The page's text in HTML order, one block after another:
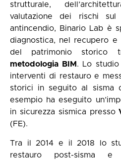
strutturale,
valutazione dei rischi
antincendio, Binario Lab è
diagnostica, nel recupero e
del patrimonio storico
metodologia BIM . Lo
interventi di restauro e
storici in seguito al sisma
esempio ha eseguito
in sicurezza sismica presso
(FE).
Tra il 2014 e il 2018 lo
restauro post-sisma e